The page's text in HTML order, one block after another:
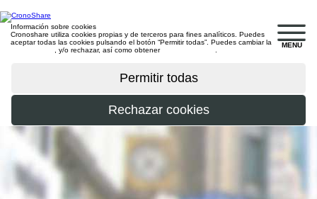
MENU
Información sobre cookies
Cronoshare utiliza cookies propias y de terceros para fines analíticos. Puedes
aceptar todas las cookies pulsando el botón “Permitir todas”. Puedes cambiar la
, y/o rechazar, así como obtener